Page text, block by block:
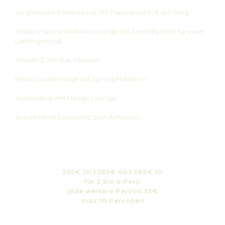
vorgeheizte Kaminsauna mit Panoramablick am Steg
Indoor Panorama.Relax.Lounge mit Soundsystem für eure
Lieblingsmusik
Wasser & Tee.Bar inklusive
Relax.Dachterrasse mit Spring.Plattform
Außendeck mit Hänge.Lounge
ausreichend Saunaholz zum Anheizen
225€ 3h | 255€ 4h | 289€ 5h
für 2 bis 4 Pers.
jede weitere Person 35€
max.10 Personen